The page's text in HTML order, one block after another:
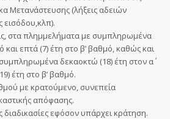
Μετανάστευσης (λήξεις αδειών
στα πλημμελήματα με συμπληρωμένα
και επτά (7) έτη στο β’ βαθμό, καθώς και
δεκαοκτώ (18) έτη στον α΄
έτη στο β’ βαθμό.
με κρατούμενο, συνεπεία
απόφασης.
διαδικασίες εφόσον υπάρχει κράτηση.